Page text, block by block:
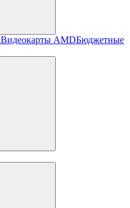
Видеокарты AMDБюджетные